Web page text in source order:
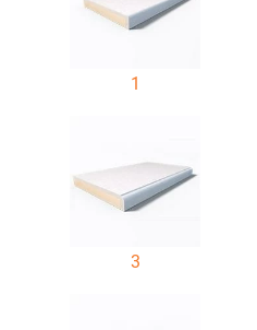
1
3